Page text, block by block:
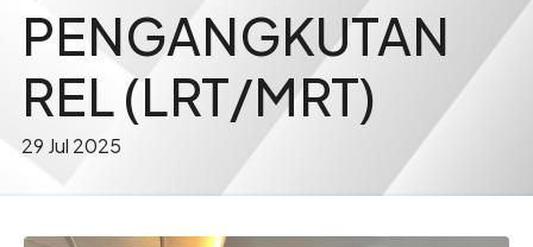
PENGANGKUTAN
REL (LRT/MRT)
29 Jul 2025